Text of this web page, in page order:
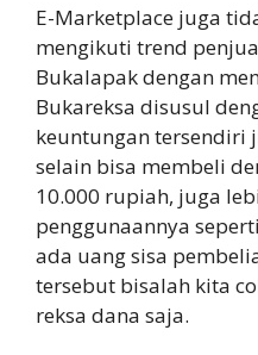
E-Marketplace juga
mengikuti trend
Bukalapak dengan
Bukareksa disusul
keuntungan tersendiri
selain bisa membeli
10.000 rupiah, juga
penggunaannya
ada uang sisa
tersebut bisalah kita
reksa dana saja.